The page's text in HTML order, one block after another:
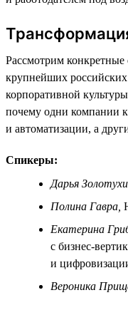
Рассмотрим конкретные
крупнейших
корпоративной
почему одни компании
и автоматизации, а
Спикеры:
Дарья
Полина Гавра,
Екатерина
с бизнес-
и
Вероника